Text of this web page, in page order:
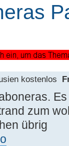
kostenlos
zum
übrig